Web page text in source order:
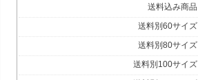
送料込み商品
送料別60サイズ
送料別80サイズ
送料別100サイズ